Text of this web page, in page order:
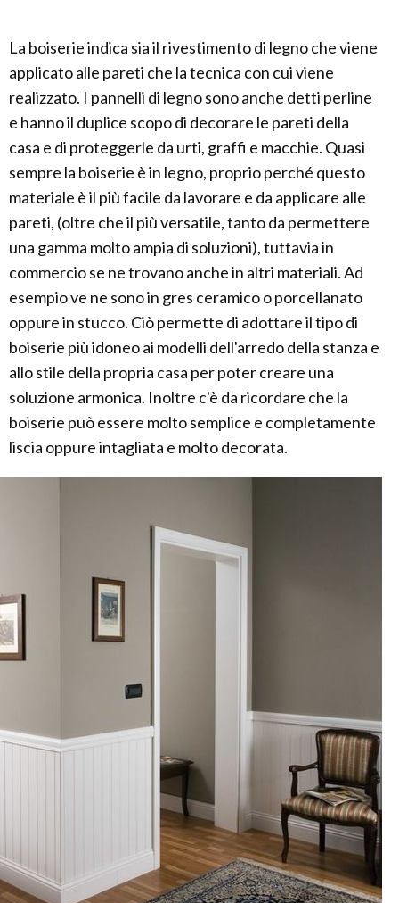
La boiserie indica sia il rivestimento di legno che viene
applicato alle pareti che la tecnica con cui viene
realizzato. I pannelli di legno sono anche detti perline
e hanno il duplice scopo di decorare le pareti della
casa e di proteggerle da urti, graffi e macchie. Quasi
sempre la boiserie è in legno, proprio perché questo
materiale è il più facile da lavorare e da applicare alle
pareti, (oltre che il più versatile, tanto da permettere
una gamma molto ampia di soluzioni), tuttavia in
commercio se ne trovano anche in altri materiali. Ad
esempio ve ne sono in gres ceramico o porcellanato
oppure in stucco. Ciò permette di adottare il tipo di
boiserie più idoneo ai modelli dell'arredo della stanza e
allo stile della propria casa per poter creare una
soluzione armonica. Inoltre c'è da ricordare che la
boiserie può essere molto semplice e completamente
liscia oppure intagliata e molto decorata.